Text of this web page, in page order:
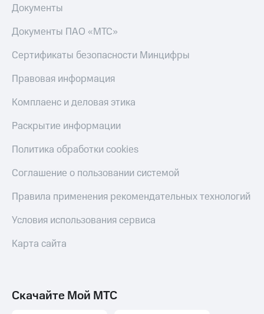
Документы
Документы ПАО «МТС»
Сертификаты безопасности Минцифры
Правовая информация
Комплаенс и деловая этика
Раскрытие информации
Политика обработки cookies
Соглашение о пользовании системой
Правила применения рекомендательных технологий
Условия использования сервиса
Карта сайта
Скачайте Мой МТС